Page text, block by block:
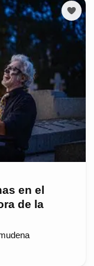
en el
de la